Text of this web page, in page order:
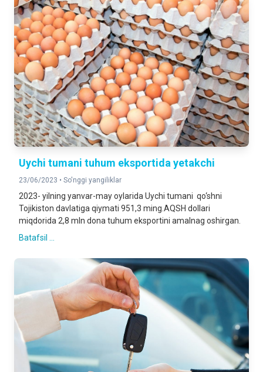
Uychi tumani tuhum eksportida yetakchi
23/06/2023 • So'nggi yangiliklar
2023- yilning yanvar-may oylarida Uychi tumani qo‘shni
Tojikiston davlatiga qiymati 951,3 ming.AQSH dollari
miqdorida 2,8 mln dona tuhum eksportini amalnag oshirgan.
Batafsil ...